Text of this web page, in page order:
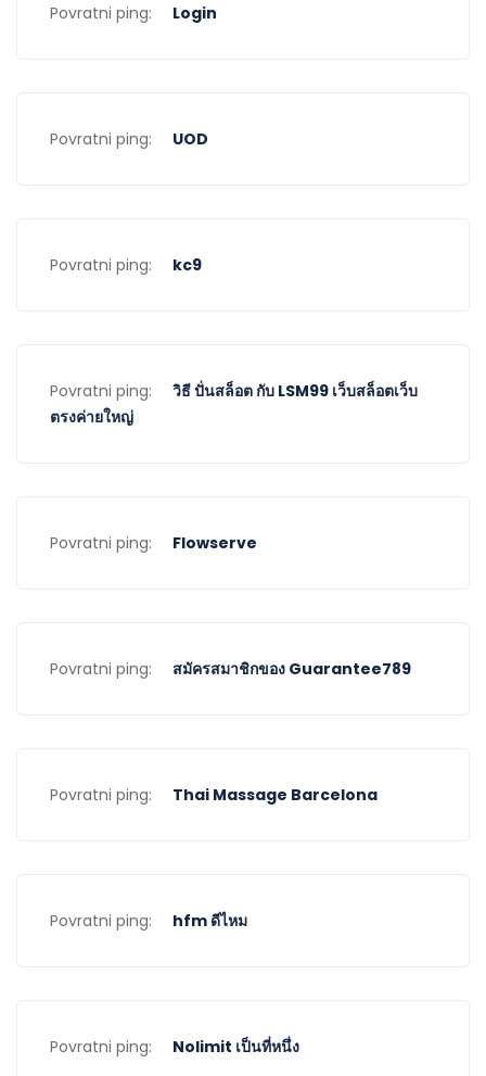
Povratni ping: Login
Povratni ping: UOD
Povratni ping: kc9
Povratni ping:
วิธี ปั่นสล็อต กับ LSM99 เว็บสล็อตเว็บ
ตรงค่ายใหญ่
Povratni ping: Flowserve
Povratni ping: สมัครสมาชิกของ Guarantee789
Povratni ping: Thai Massage Barcelona
Povratni ping: hfm ดีไหม
Povratni ping: Nolimit เป็นที่หนึ่ง